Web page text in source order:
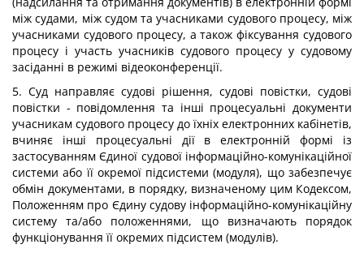
між судами, між судом та учасниками судового процесу, між
учасниками судового процесу, а також фіксування судового
процесу і участь учасників судового процесу у судовому
засіданні в режимі відеоконференції.
5. Суд направляє судові рішення, судові повістки, судові
повістки - повідомлення та інші процесуальні документи
учасникам судового процесу до їхніх електронних кабінетів,
вчиняє інші процесуальні дії в електронній формі із
застосуванням Єдиної судової інформаційно-комунікаційної
системи або її окремої підсистеми (модуля), що забезпечує
обмін документами, в порядку, визначеному цим Кодексом,
Положенням про Єдину судову інформаційно-комунікаційну
систему та/або положеннями, що визначають порядок
функціонування її окремих підсистем (модулів).